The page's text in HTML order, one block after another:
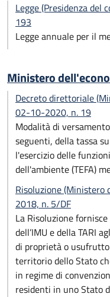
Legge (Presidenza
193
Legge annuale per il
Ministero
Decreto direttoriale
02-10-2020, n. 19
Modalità di
seguenti, della tassa
l'esercizio delle
dell'ambiente (TEFA)
Risoluzione (Ministero
2018, n. 5/DF
La Risoluzione
dell’IMU e della TARI
di proprietà o
territorio dello Stato
in regime di
residenti in uno Stato